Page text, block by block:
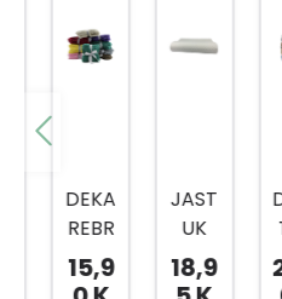
DEKA
REBR
ASTA
150X
15,9
JAST
DP32
16
18,9